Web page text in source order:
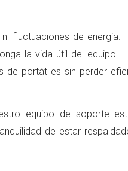
fluctuaciones de energía.
la vida útil del equipo.
de portátiles sin perder
equipo de soporte
de estar